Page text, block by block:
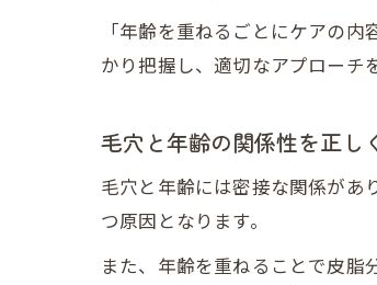
「年齢を重ねるごとにケアの
かり把握し、適切なアプローチ
毛穴と年齢の関係性を正し
毛穴と年齢には密接な関係があ
つ原因となります。
また、年齢を重ねることで皮